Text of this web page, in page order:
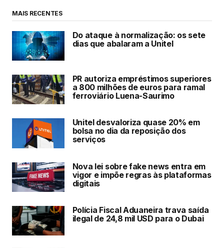
MAIS RECENTES
Do ataque à normalização: os sete
dias que abalaram a Unitel
PR autoriza empréstimos superiores
a 800 milhões de euros para ramal
ferroviário Luena-Saurimo
Unitel desvaloriza quase 20% em
bolsa no dia da reposição dos
serviços
Nova lei sobre fake news entra em
vigor e impõe regras às plataformas
digitais
Polícia Fiscal Aduaneira trava saída
ilegal de 24,8 mil USD para o Dubai